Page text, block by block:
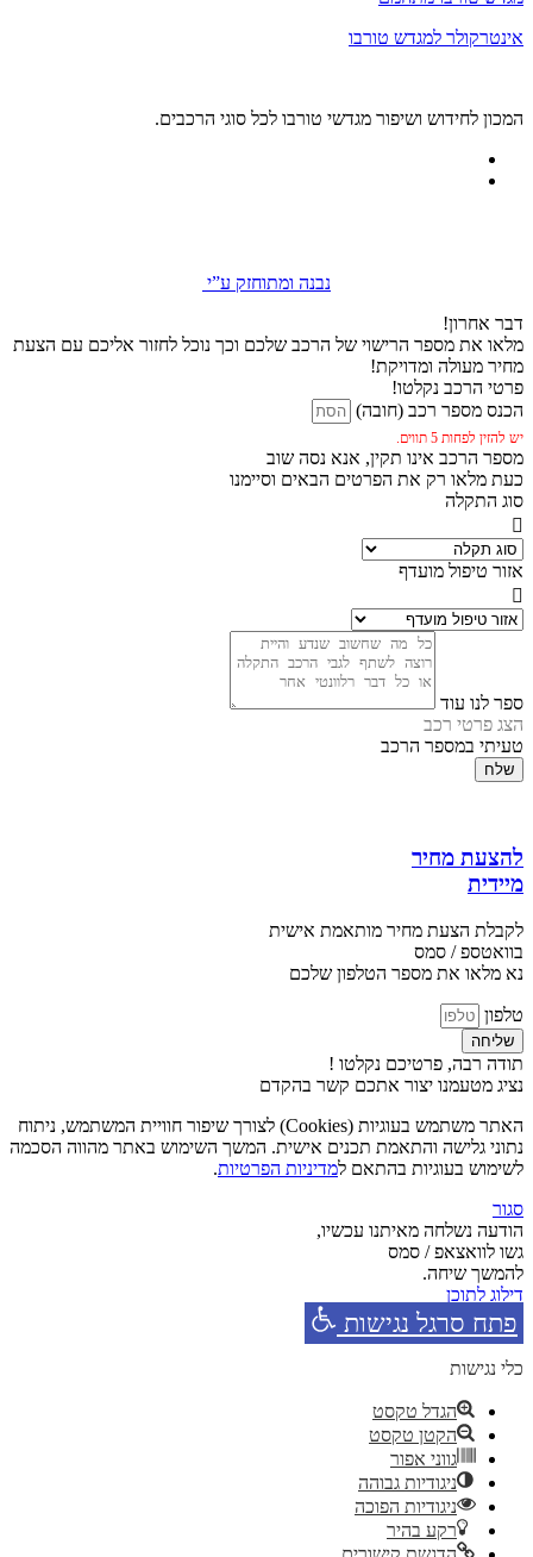
אינטרקולר למגדש טורבו
המכון לחידוש ושיפור מגדשי טורבו לכל סוגי הרכבים.
נבנה ומתוחזק ע”י
דבר אחרון!
מלאו את מספר הרישוי של הרכב שלכם וכך נוכל לחזור אליכם עם הצעת
מחיר מעולה ומדויקת!
פרטי הרכב נקלטו!
הכנס מספר רכב (חובה)
יש להזין לפחות 5 תווים.
מספר הרכב אינו תקין, אנא נסה שוב
כעת מלאו רק את הפרטים הבאים וסיימנו
סוג התקלה
אזור טיפול מועדף
ספר לנו עוד
הצג פרטי רכב
טעיתי במספר הרכב
שלח
להצעת מחיר
מיידית
לקבלת הצעת מחיר מותאמת אישית
בוואטספ / סמס
נא מלאו את מספר הטלפון שלכם
טלפון
שליחה
תודה רבה, פרטיכם נקלטו !
נציג מטעמנו יצור אתכם קשר בהקדם
האתר משתמש בעוגיות (Cookies) לצורך שיפור חוויית המשתמש, ניתוח
נתוני גלישה והתאמת תכנים אישית. המשך השימוש באתר מהווה הסכמה
לשימוש בעוגיות בהתאם למדיניות הפרטיות.
סגור
הודעה נשלחה מאיתנו עכשיו,
גשו לוואצאפ / סמס
להמשך שיחה.
דילוג לתוכן
פתח סרגל נגישות
כלי נגישות
הגדל טקסט
הקטן טקסט
גווני אפור
ניגודיות גבוהה
ניגודיות הפוכה
רקע בהיר